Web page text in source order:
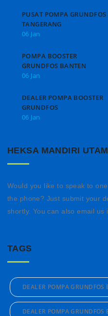
PUSAT POMPA GRUNDFOS
TANGERANG
06 Jan
POMPA BOOSTER
GRUNDFOS BANTEN
06 Jan
DEALER POMPA BOOSTER
GRUNDFOS
06 Jan
HEKSA MANDIRI
Would you like to speak to
the phone? Just submit your
shortly. You can also email us
TAGS
DEALER POMPA GRUNDFOS
DEALER POMPA